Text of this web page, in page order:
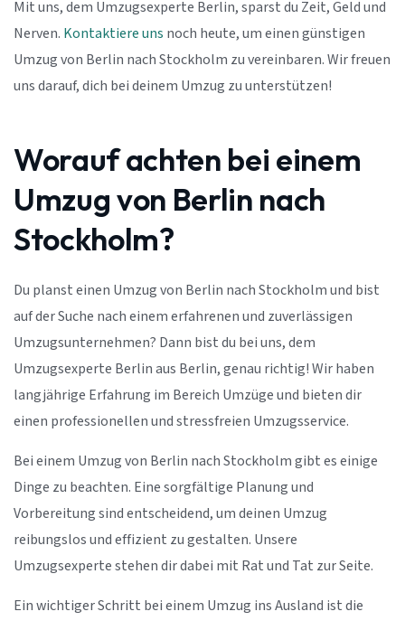
Mit uns, dem Umzugsexperte Berlin, sparst du Zeit, Geld und
Nerven. Kontaktiere uns noch heute, um einen günstigen
Umzug von Berlin nach Stockholm zu vereinbaren. Wir freuen
uns darauf, dich bei deinem Umzug zu unterstützen!
Worauf achten bei einem
Umzug von Berlin nach
Stockholm?
Du planst einen Umzug von Berlin nach Stockholm und bist
auf der Suche nach einem erfahrenen und zuverlässigen
Umzugsunternehmen? Dann bist du bei uns, dem
Umzugsexperte Berlin aus Berlin, genau richtig! Wir haben
langjährige Erfahrung im Bereich Umzüge und bieten dir
einen professionellen und stressfreien Umzugsservice.
Bei einem Umzug von Berlin nach Stockholm gibt es einige
Dinge zu beachten. Eine sorgfältige Planung und
Vorbereitung sind entscheidend, um deinen Umzug
reibungslos und effizient zu gestalten. Unsere
Umzugsexperte stehen dir dabei mit Rat und Tat zur Seite.
Ein wichtiger Schritt bei einem Umzug ins Ausland ist die